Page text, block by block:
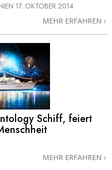
17. OKTOBER 2014
MEHR ERFAHREN
Schiff, feiert
MEHR ERFAHREN